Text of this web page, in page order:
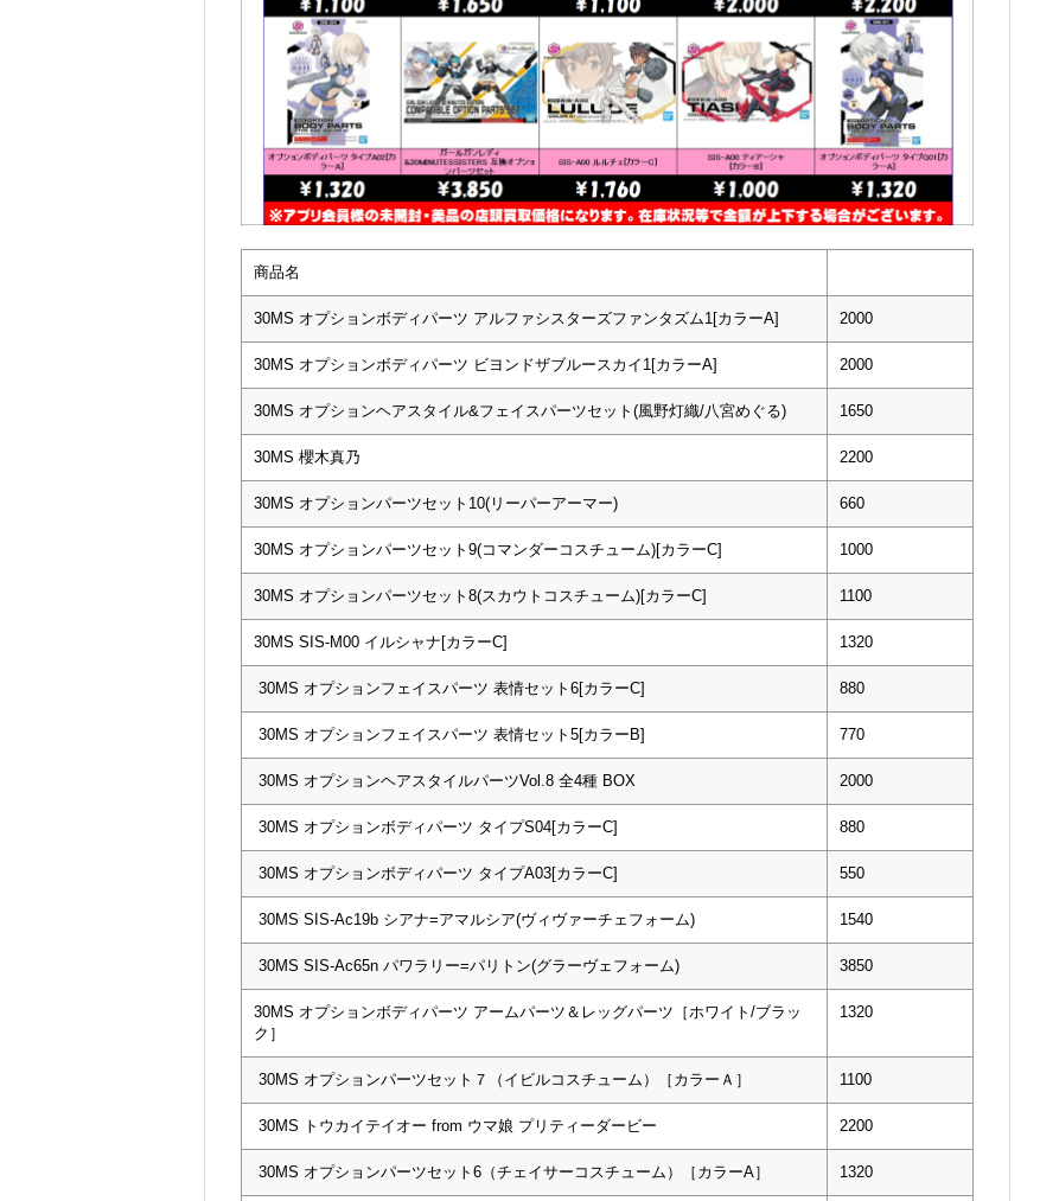
商品名
30MS オプションボディパーツ アルファシスターズファンタズム1[カラーA] 2000
30MS オプションボディパーツ ビヨンドザブルースカイ1[カラーA] 2000
30MS オプションヘアスタイル&フェイスパーツセット(風野灯織/八宮めぐる) 1650
30MS 櫻木真乃 2200
30MS オプションパーツセット10(リーパーアーマー) 660
30MS オプションパーツセット9(コマンダーコスチューム)[カラーC] 1000
30MS オプションパーツセット8(スカウトコスチューム)[カラーC] 1100
30MS SIS-M00 イルシャナ[カラーC] 1320
30MS オプションフェイスパーツ 表情セット6[カラーC] 880
30MS オプションフェイスパーツ 表情セット5[カラーB] 770
30MS オプションヘアスタイルパーツVol.8 全4種 BOX 2000
30MS オプションボディパーツ タイプS04[カラーC] 880
30MS オプションボディパーツ タイプA03[カラーC] 550
30MS SIS-Ac19b シアナ=アマルシア(ヴィヴァーチェフォーム) 1540
30MS SIS-Ac65n パワラリー=パリトン(グラーヴェフォーム) 3850
30MS オプションボディパーツ アームパーツ＆レッグパーツ［ホワイト/ブラッ
ク］
1320
30MS オプションパーツセット７（イビルコスチューム）［カラーＡ］ 1100
30MS トウカイテイオー from ウマ娘 プリティーダービー 2200
30MS オプションパーツセット6（チェイサーコスチューム）［カラーA］ 1320